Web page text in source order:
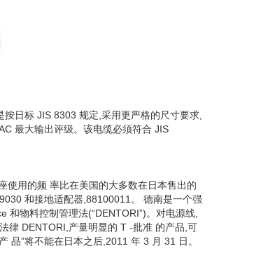
日标 JIS 8303 规定,采用更严格的尺寸要求,
最大输出评级。该电缆必须符合 JIS
使用的频 率比在美国的大多数在日本售出的
和接地适配器,88100011。 德南是一个强
物料控制管理法(“DENTORI”)。对电源线,
律 DENTORI,产量明显的 T -批准 的产品,可
品”将不能在日本之后,2011 年 3 月 31 日。